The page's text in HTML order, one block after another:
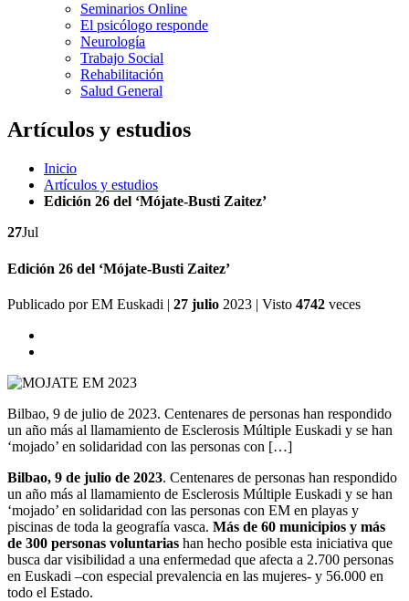
Seminarios Online
El psicólogo responde
Neurología
Trabajo Social
Rehabilitación
Salud General
Artículos y estudios
Inicio
Artículos y estudios
Edición 26 del ‘Mójate-Busti Zaitez’
27Jul
Edición 26 del ‘Mójate-Busti Zaitez’
Publicado porEM Euskadi | 27 julio 2023 | Visto 4742 veces
Bilbao, 9 de julio de 2023. Centenares de personas han respondido
un año más al llamamiento de Esclerosis Múltiple Euskadi y se han
‘mojado’ en solidaridad con las personas con […]
Bilbao, 9 de julio de 2023. Centenares de personas han respondido
un año más al llamamiento de Esclerosis Múltiple Euskadi y se han
‘mojado’ en solidaridad con las personas con EM en playas y
piscinas de toda la geografía vasca. Más de 60 municipios y más
de 300 personas voluntarias han hecho posible esta iniciativa que
busca dar visibilidad a una enfermedad que afecta a 2.700 personas
en Euskadi –con especial prevalencia en las mujeres- y 56.000 en
todo el Estado.